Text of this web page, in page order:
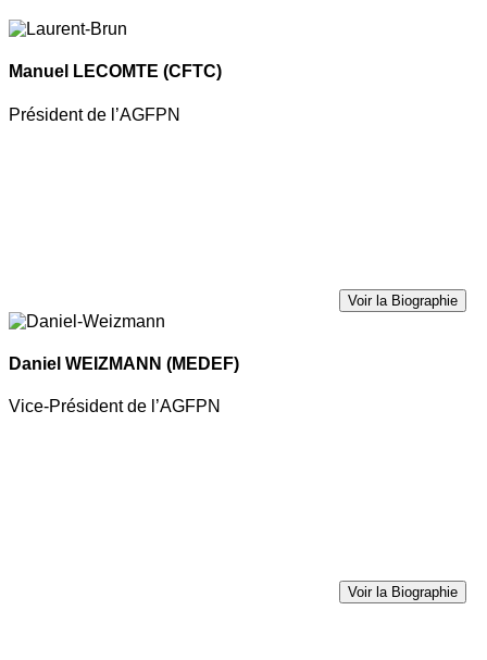
Manuel LECOMTE (CFTC)
Président de l’AGFPN
Voir la Biographie
Daniel WEIZMANN (MEDEF)
Vice-Président de l’AGFPN
Voir la Biographie